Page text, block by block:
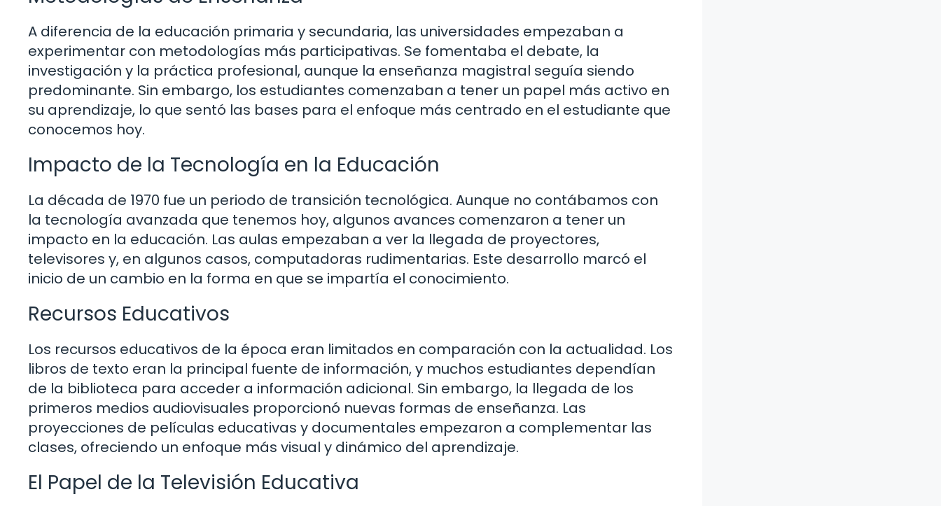
A diferencia de la educación primaria y secundaria, las universidades empezaban a
experimentar con metodologías más participativas. Se fomentaba el debate, la
investigación y la práctica profesional, aunque la enseñanza magistral seguía siendo
predominante. Sin embargo, los estudiantes comenzaban a tener un papel más activo en
su aprendizaje, lo que sentó las bases para el enfoque más centrado en el estudiante que
conocemos hoy.
Impacto de la Tecnología en la Educación
La década de 1970 fue un periodo de transición tecnológica. Aunque no contábamos con
la tecnología avanzada que tenemos hoy, algunos avances comenzaron a tener un
impacto en la educación. Las aulas empezaban a ver la llegada de proyectores,
televisores y, en algunos casos, computadoras rudimentarias. Este desarrollo marcó el
inicio de un cambio en la forma en que se impartía el conocimiento.
Recursos Educativos
Los recursos educativos de la época eran limitados en comparación con la actualidad. Los
libros de texto eran la principal fuente de información, y muchos estudiantes dependían
de la biblioteca para acceder a información adicional. Sin embargo, la llegada de los
primeros medios audiovisuales proporcionó nuevas formas de enseñanza. Las
proyecciones de películas educativas y documentales empezaron a complementar las
clases, ofreciendo un enfoque más visual y dinámico del aprendizaje.
El Papel de la Televisión Educativa